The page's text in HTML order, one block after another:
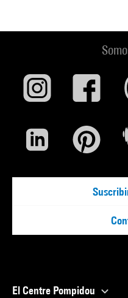
El Centre Pompidou